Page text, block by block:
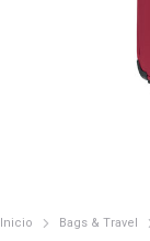
Estás aquí:
Inicio Bags & Travel